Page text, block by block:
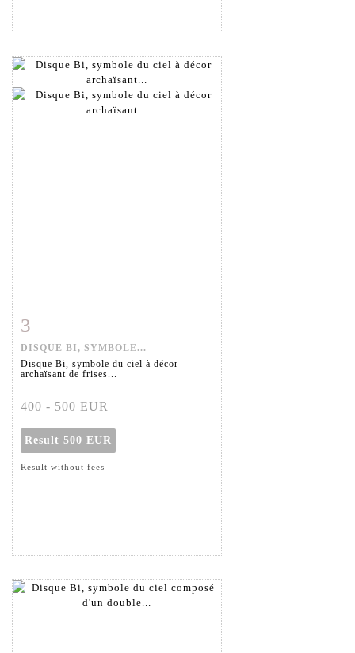
3
DISQUE BI, SYMBOLE...
Disque Bi, symbole du ciel à décor
archaïsant de frises...
400 - 500 EUR
Result 500 EUR
Result without fees